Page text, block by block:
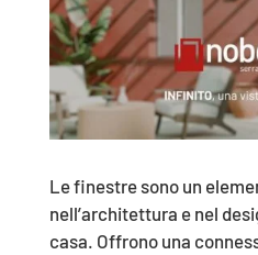
Le finestre sono un
nell’architettura e nel
casa. Offrono una